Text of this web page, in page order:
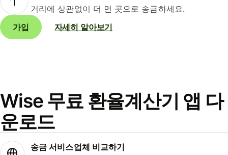
거리에 상관없이 더 먼 곳으로 송금하세요.
가입
자세히 알아보기
Wise 무료 환율계산기 앱 다
운로드
송금 서비스업체 비교하기